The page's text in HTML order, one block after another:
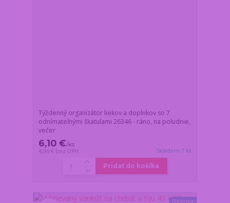
Týždenný organizátor liekov a doplnkov so 7
odnímateľnými škatuľami 26346 - ráno, na poludnie,
večer
6,10 €/ks
4,96 € bez DPH Skladom 1 ks
Pridať do košíka
Novinka